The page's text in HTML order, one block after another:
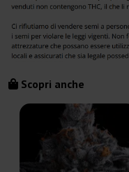
Scopri anche